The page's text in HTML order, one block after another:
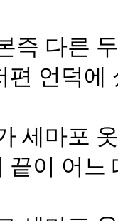
즉 다른
편 언덕에
세마포
끝이 어느